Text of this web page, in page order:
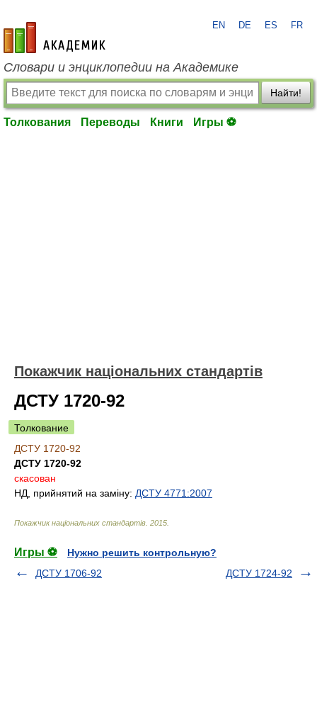
academic.ru
EN DE ES FR
Словари и энциклопедии на Академике
Найти!
Толкования Переводы Книги Игры ⚽
Покажчик національних стандартів
ДСТУ 1720-92
Толкование
ДСТУ 1720-92
ДСТУ 1720-92
скасован
НД, прийнятий на заміну: ДСТУ 4771:2007
Покажчик національних стандартів 2015
Игры ⚽
Нужно решить контрольную?
ДСТУ 1706-92
ДСТУ 1724-92